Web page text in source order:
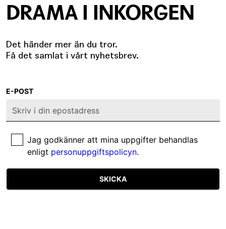
DRAMA I INKORGEN
Det händer mer än du tror.
Få det samlat i vårt nyhetsbrev.
E-POST
Jag godkänner att mina uppgifter behandlas
enligt personuppgiftspolicyn.
SKICKA